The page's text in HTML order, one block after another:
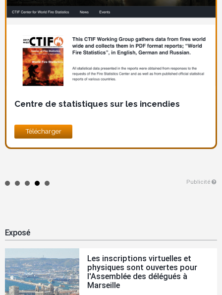
Centre de statistiques sur les incendies
Télécharger
Publicité
Exposé
Les inscriptions virtuelles et
physiques sont ouvertes pour
l'Assemblée des délégués à
Marseille